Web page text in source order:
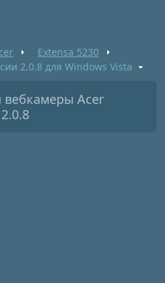
Extensa 5230
2.0.8 для Windows Vista
вебкамеры Acer